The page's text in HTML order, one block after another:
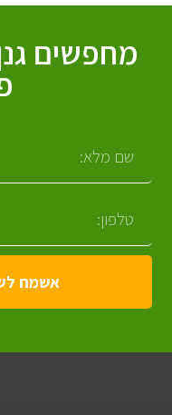
מחפשים
אשמח